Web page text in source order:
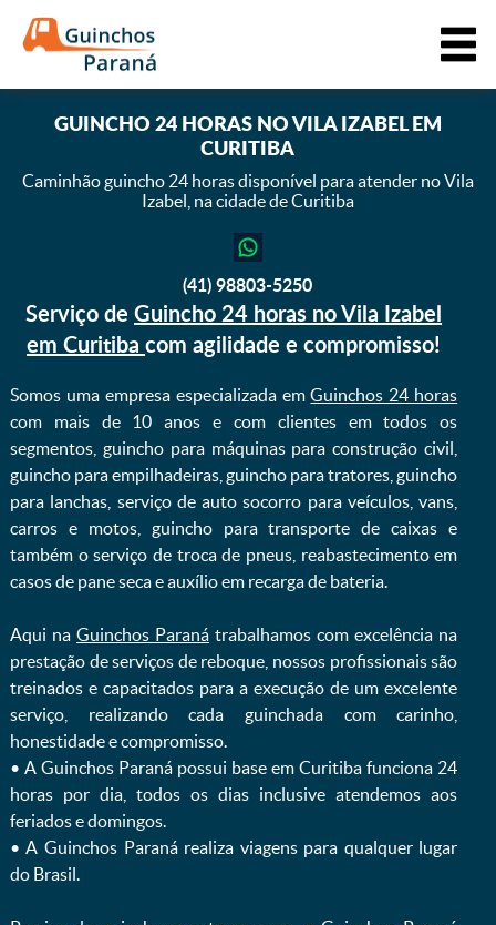
GUINCHO 24 HORAS NO VILA IZABEL EM
CURITIBA
Caminhão guincho 24 horas disponível para atender no Vila
Izabel, na cidade de Curitiba
(41) 98803-5250
Serviço deGuincho 24 horas no Vila Izabel
em Curitibacom agilidade e compromisso!
Somos uma empresa especializada emGuinchos 24 horas
com mais de 10 anos e com clientes em todos os
segmentos, guincho para máquinas para construção civil,
guincho para empilhadeiras, guincho para tratores, guincho
para lanchas, serviço de auto socorro para veículos, vans,
carros e motos, guincho para transporte de caixas e
também o serviço de troca de pneus, reabastecimento em
casos de pane seca e auxílio em recarga de bateria. ㅤㅤ
Aqui naGuinchos Paraná trabalhamos com excelência na
prestação de serviços de reboque, nossos profissionais são
treinados e capacitados para a execução de um excelente
serviço, realizando cada guinchada com carinho,
honestidade e compromisso.
ㅤㅤ• A Guinchos Paraná possui base em Curitiba funciona 24
horas por dia, todos os dias inclusive atendemos aos
feriados e domingos.
ㅤㅤ• A Guinchos Paraná realiza viagens para qualquer lugar
do Brasil.